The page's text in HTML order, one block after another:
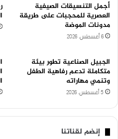
أجمل التنسيقات الصيفية
العصرية للمحجبات على طريقة
مدونات الموضة
6 أغسطس، 2026
الجبيل الصناعية تطور بيئة
متكاملة تدعم رفاهية الطفل
وتنمي مهاراته
5 أغسطس، 2026
إنضم لقناتنا